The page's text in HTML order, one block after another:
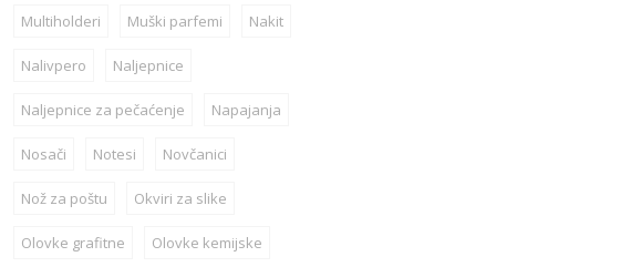
Multiholderi Muški parfemi Nakit
Nalivpero Naljepnice
Naljepnice za pečaćenje Napajanja
Nosači Notesi Novčanici
Nož za poštu Okviri za slike
Olovke grafitne Olovke kemijske